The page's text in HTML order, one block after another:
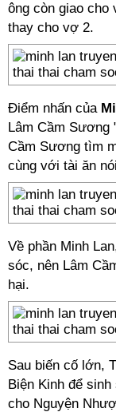
ông còn giao cho
thay cho vợ 2.
Điểm nhấn của
Lâm Cầm Sương
Cầm Sương tìm
cùng với tài ăn
Về phần Minh
sóc, nên Lâm
hại.
Sau biến cố lớn,
Biện Kinh để
cho Nguyện